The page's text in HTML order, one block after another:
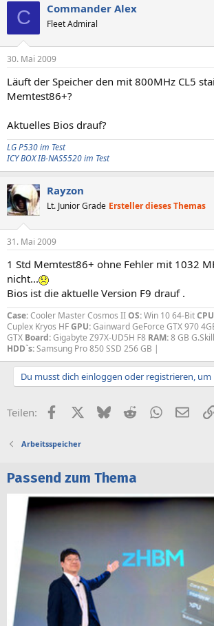
C Commander Alex
Fleet Admiral
30. Mai 2009
Läuft der Speicher den mit 800MHz CL5
Memtest86+?
Aktuelles Bios drauf?
LG P530 im Test
ICY BOX IB-NAS5520 im Test
Rayzon
Lt. Junior Grade Ersteller dieses Themas
31. Mai 2009
1 Std Memtest86+ ohne Fehler mit 1032
nicht...
Bios ist die aktuelle Version F9 drauf .
Case:Cooler Master Cosmos IIOS:Win 10 64-Bit
Cuplex Kryos HFGPU:Gainward GeForce GTX 970
GTX Board:Gigabyte Z97X-UD5H F8 RAM:8 GB
HDD`s:Samsung Pro 850 SSD 256 GB |
Du musst dich einloggen oder registrieren,
Teilen: FacebookX (Twitter)
BlueskyRedditWhatsApp
E-
Arbeitsspeicher
Passend zum Thema